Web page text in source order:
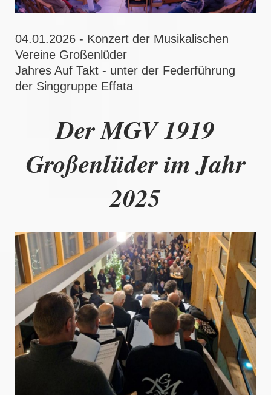
04.01.2026 - Konzert der Musikalischen
Vereine Großenlüder
Jahres Auf Takt - unter der Federführung
der Singgruppe Effata
Der MGV 1919
Großenlüder im Jahr
2025